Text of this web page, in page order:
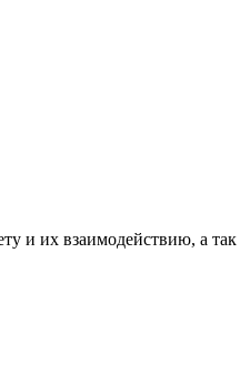
и их взаимодействию, а